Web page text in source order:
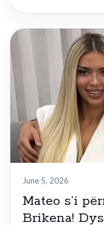
June 5, 2026
Mateo s’i
Brikena!